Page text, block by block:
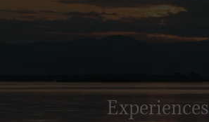
Experiences